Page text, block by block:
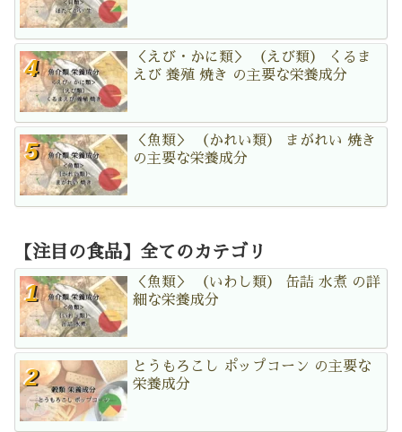
＜えび・かに類＞ （えび類） くるま
えび 養殖 焼き の主要な栄養成分
＜魚類＞ （かれい類） まがれい 焼き
の主要な栄養成分
【注目の食品】全てのカテゴリ
＜魚類＞ （いわし類） 缶詰 水煮 の詳
細な栄養成分
とうもろこし ポップコーン の主要な
栄養成分